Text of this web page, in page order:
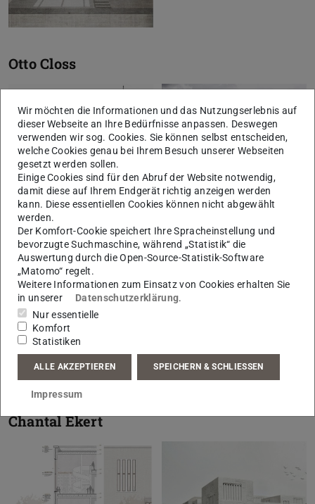
Otto Closs
Chantal Ekert
Wir möchten die Informationen und das Nutzungserlebnis auf
dieser Webseite an Ihre Bedürfnisse anpassen. Deswegen
verwenden wir sog. Cookies. Sie können selbst entscheiden,
welche Cookies genau bei Ihrem Besuch unserer Webseiten
gesetzt werden sollen.
Einige Cookies sind für den Abruf der Website notwendig,
damit diese auf Ihrem Endgerät richtig anzeigen werden
kann. Diese essentiellen Cookies können nicht abgewählt
werden.
Der Komfort-Cookie speichert Ihre Spracheinstellung und
bevorzugte Suchmaschine, während „Statistik“ die
Auswertung durch die Open-Source-Statistik-Software
„Matomo“ regelt.
Weitere Informationen zum Einsatz von Cookies erhalten Sie
in unserer
Datenschutzerklärung.
Nur essentielle
Komfort
Statistiken
ALLE AKZEPTIEREN SPEICHERN & SCHLIESSEN
Impressum